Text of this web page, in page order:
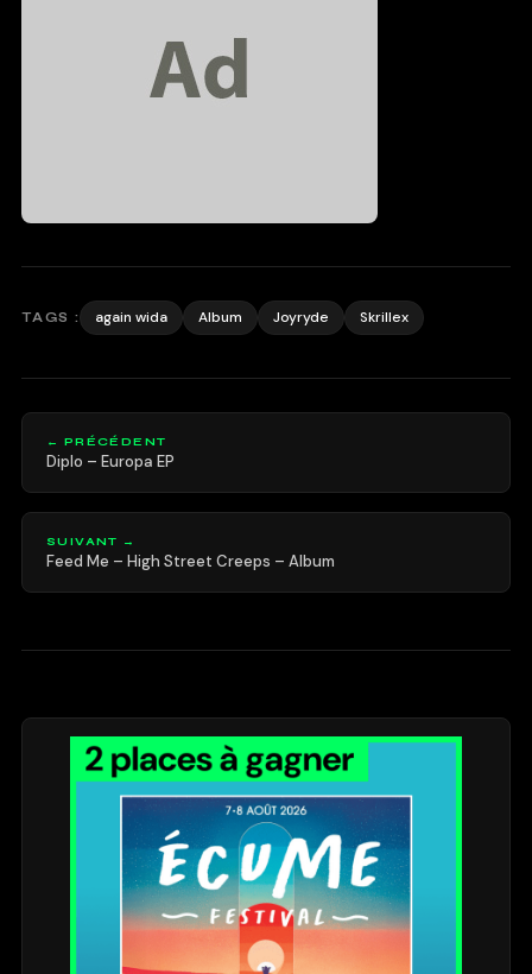
TAGS : again wida Album Joyryde Skrillex
← PRÉCÉDENT
Diplo – Europa EP
SUIVANT →
Feed Me – High Street Creeps – Album